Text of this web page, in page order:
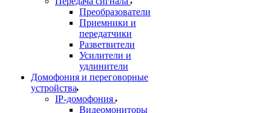
Преобразователи
Приемники и
передатчики
Разветвители
Усилители и
удлинители
Домофония и переговорные
устройства
IP-домофония
Видеомониторы